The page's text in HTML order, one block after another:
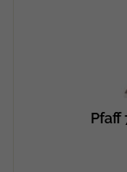
Pfaff